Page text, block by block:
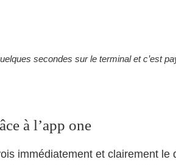
secondes sur le terminal et c’est
à l’app one
immédiatement et clairement le